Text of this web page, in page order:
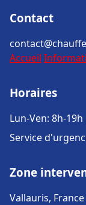
Contact
Accueil
Horaires
Lun-Ven: 8h-19h
Service
Zone
Vallauris, France